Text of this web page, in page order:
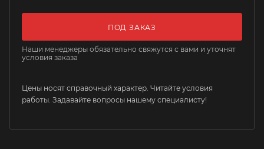
ПОД ЗАКАЗ
Наши менеджеры обязательно свяжутся с вами и уточнят
условия заказа
Цены носят справочный характер. Читайте условия
работы. Задавайте вопросы нашему специалисту!